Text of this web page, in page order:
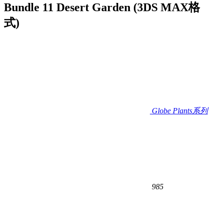
Bundle 11 Desert Garden (3DS MAX格
式)
Globe Plants系列
985